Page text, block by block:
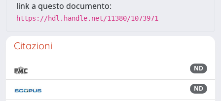
link a questo documento:
https://hdl.handle.net/11380/1073971
Citazioni
ND
ND